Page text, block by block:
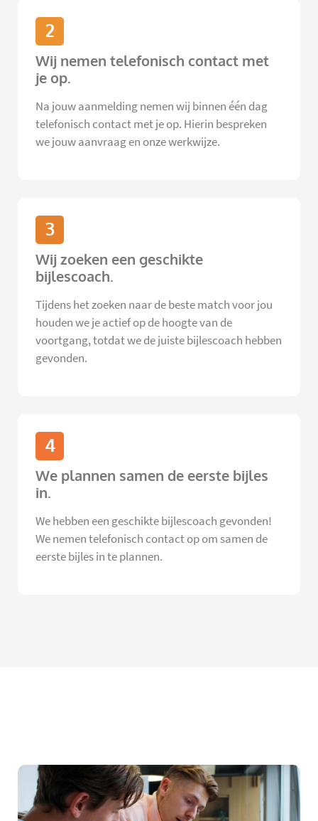
2
Wij nemen telefonisch contact met
je op.
Na jouw aanmelding nemen wij binnen één dag
telefonisch contact met je op. Hierin bespreken
we jouw aanvraag en onze werkwijze.
3
Wij zoeken een geschikte
bijlescoach.
Tijdens het zoeken naar de beste match voor jou
houden we je actief op de hoogte van de
voortgang, totdat we de juiste bijlescoach hebben
gevonden.
4
We plannen samen de eerste bijles
in.
We hebben een geschikte bijlescoach gevonden!
We nemen telefonisch contact op om samen de
eerste bijles in te plannen.